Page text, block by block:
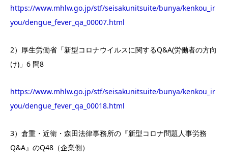
https://www.mhlw.go.jp/stf/seisakunitsuite/bunya/kenkou_ir
you/dengue_fever_qa_00007.html
2）厚生労働省「新型コロナウイルスに関するQ&A(労働者の方向
け)」6 問8
https://www.mhlw.go.jp/stf/seisakunitsuite/bunya/kenkou_ir
you/dengue_fever_qa_00018.html
3）倉重・近衛・森田法律事務所の『新型コロナ問題人事労務
Q&A』のQ48（企業側）